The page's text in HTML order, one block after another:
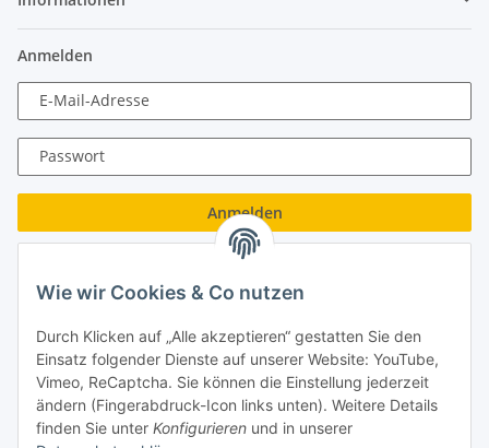
Anmelden
E-Mail-Adresse
Passwort
Anmelden
Neu hier?Jetzt registrieren!
Turboloch GmbH
Almenweg 27
67256 Weisenheim am Sand
Wie wir Cookies & Co nutzen
Durch Klicken auf „Alle akzeptieren“ gestatten Sie den
Einsatz folgender Dienste auf unserer Website: YouTube,
Vimeo, ReCaptcha. Sie können die Einstellung jederzeit
ändern (Fingerabdruck-Icon links unten). Weitere Details
finden Sie unter Konfigurieren und in unserer